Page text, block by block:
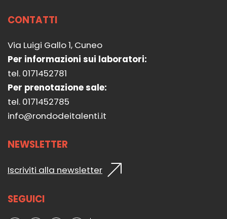
CONTATTI
Via Luigi Gallo 1, Cuneo
Per informazioni sui laboratori:
tel. 0171452781
Per prenotazione sale:
tel. 0171452785
info@rondodeitalenti.it
NEWSLETTER
Iscriviti alla newsletter
SEGUICI